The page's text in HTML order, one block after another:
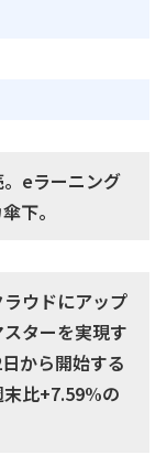
eラーニング
下。
ウドにアップ
ターを実現す
から開始する
比+7.59%の